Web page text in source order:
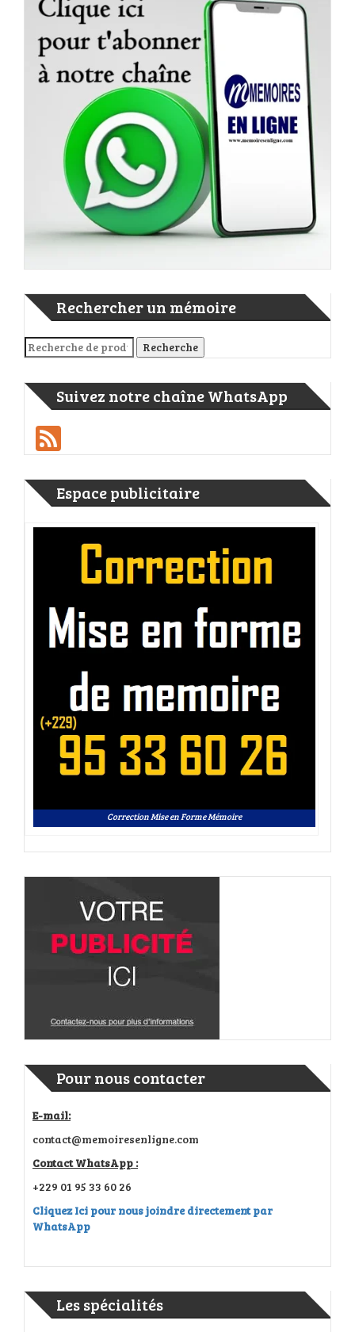
Rechercher un mémoire
Recherche pour : Recherche
Suivez notre chaîne WhatsApp
Espace publicitaire
Correction Mise en Forme Mémoire
Pour nous contacter
E-mail:
contact@memoiresenligne.com
Contact WhatsApp :
+229 01 95 33 60 26
Cliquez Ici pour nous joindre directement par
WhatsApp
Les spécialités